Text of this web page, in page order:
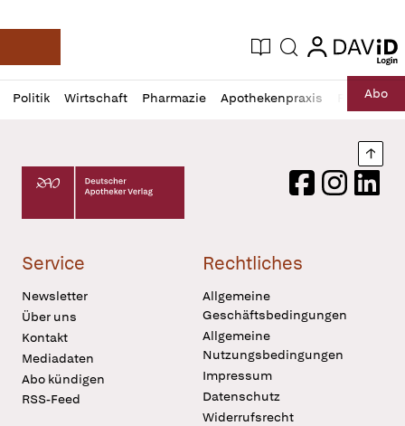
Deutsche Apotheker Zeitung
Aktuelle Ausgabe
Suche login
login
Politik Wirtschaft Pharmazie Apothekenpraxis RechtAbo
Profil
öffnen
Daz
Pur
Deutscher Apotheker Verlag Logo
FacebookInstagram
Service
Newsletter
Über uns
Kontakt
Mediadaten
Abo kündigen
RSS-Feed
Rechtliches
Allgemeine
Geschäftsbedingungen
Allgemeine
Nutzungsbedingungen
Impressum
Datenschutz
Widerrufsrecht